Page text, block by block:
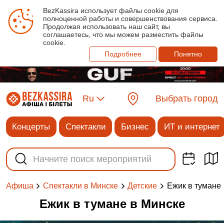
BezKassira использует файлы cookie для
полноценной работы и совершенствования сервиса.
Продолжая использовать наш сайт, вы
соглашаетесь, что мы можем разместить файлы
cookie.
Подробнее
Понятно
Ru Выбрать город
Концерты Спектакли Бизнес ИТ и интернет
Афиша Спектакли в Минске Детские Ежик в тумане
Ежик в тумане в Минске